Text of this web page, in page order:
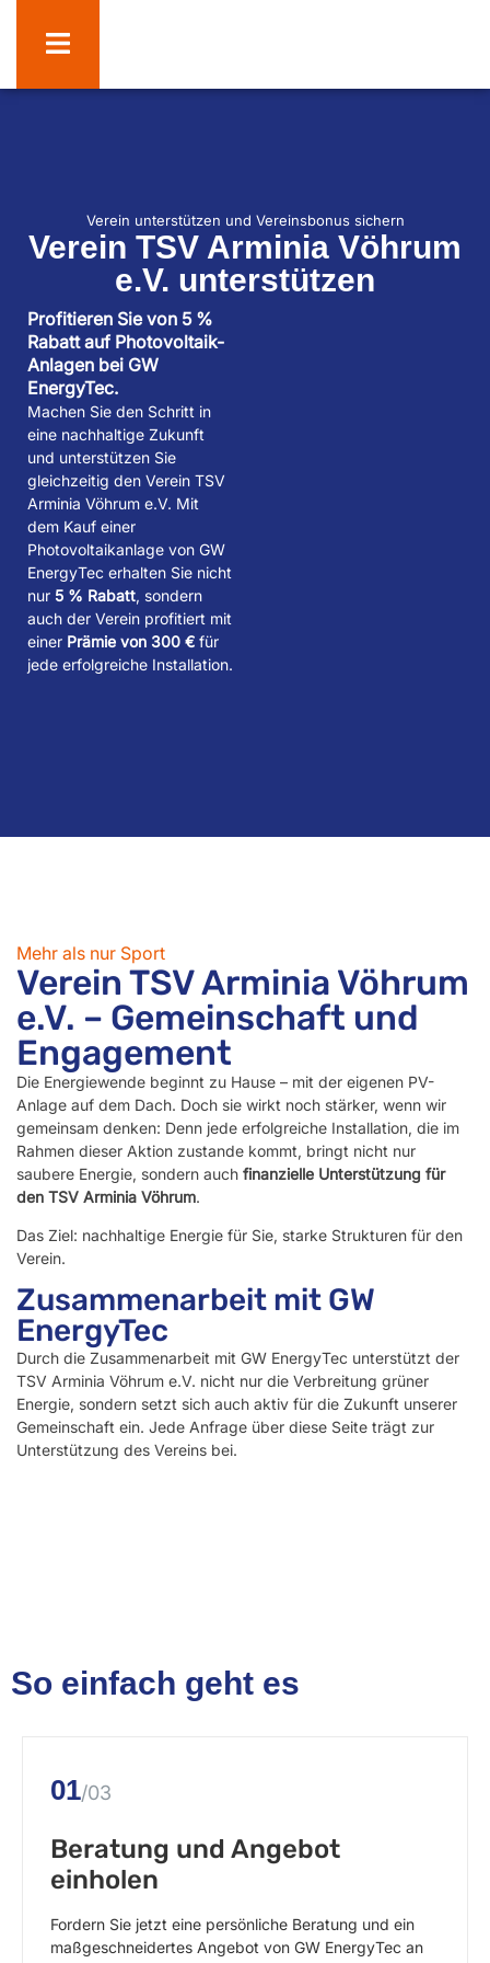
Verein unterstützen und Vereinsbonus sichern
Verein TSV Arminia Vöhrum
e.V. unterstützen
Profitieren Sie von 5 %
Rabatt auf Photovoltaik-
Anlagen bei GW
EnergyTec.
Machen Sie den Schritt in
eine nachhaltige Zukunft
und unterstützen Sie
gleichzeitig den Verein TSV
Arminia Vöhrum e.V. Mit
dem Kauf einer
Photovoltaikanlage von GW
EnergyTec erhalten Sie nicht
nur 5 % Rabatt, sondern
auch der Verein profitiert mit
einer Prämie von 300 € für
jede erfolgreiche Installation.
Mehr als nur Sport
Verein TSV Arminia Vöhrum
e.V. – Gemeinschaft und
Engagement
Die Energiewende beginnt zu Hause – mit der eigenen PV-
Anlage auf dem Dach. Doch sie wirkt noch stärker, wenn wir
gemeinsam denken: Denn jede erfolgreiche Installation, die im
Rahmen dieser Aktion zustande kommt, bringt nicht nur
saubere Energie, sondern auch finanzielle Unterstützung für
den TSV Arminia Vöhrum.
Das Ziel: nachhaltige Energie für Sie, starke Strukturen für den
Verein.
Zusammenarbeit mit GW
EnergyTec
Durch die Zusammenarbeit mit GW EnergyTec unterstützt der
TSV Arminia Vöhrum e.V. nicht nur die Verbreitung grüner
Energie, sondern setzt sich auch aktiv für die Zukunft unserer
Gemeinschaft ein. Jede Anfrage über diese Seite trägt zur
Unterstützung des Vereins bei.
So einfach geht es
01/03
Beratung und Angebot
einholen
Fordern Sie jetzt eine persönliche Beratung und ein
maßgeschneidertes Angebot von GW EnergyTec an